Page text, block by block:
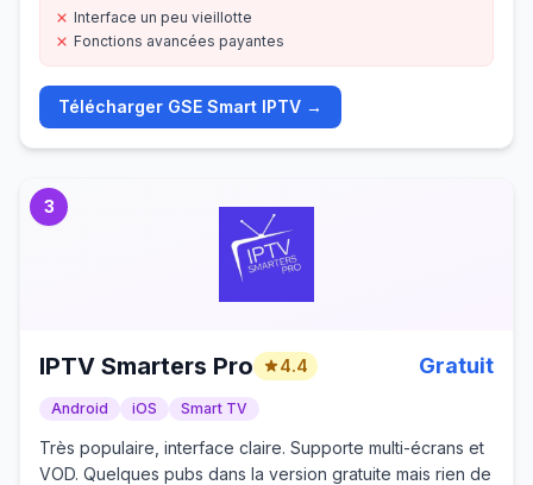
Interface un peu vieillotte
Fonctions avancées payantes
Télécharger GSE Smart IPTV →
3
IPTV Smarters Pro 4.4 Gratuit
Android iOS Smart TV
Très populaire, interface claire. Supporte multi-écrans et
VOD. Quelques pubs dans la version gratuite mais rien de